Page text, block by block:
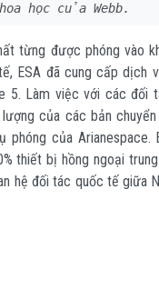
học của Webb.
từng được phóng vào
ESA đã cung cấp dịch
5. Làm việc với các đối
của các bản
của Arianespace.
thiết bị hồng ngoại
hệ đối tác quốc tế giữa